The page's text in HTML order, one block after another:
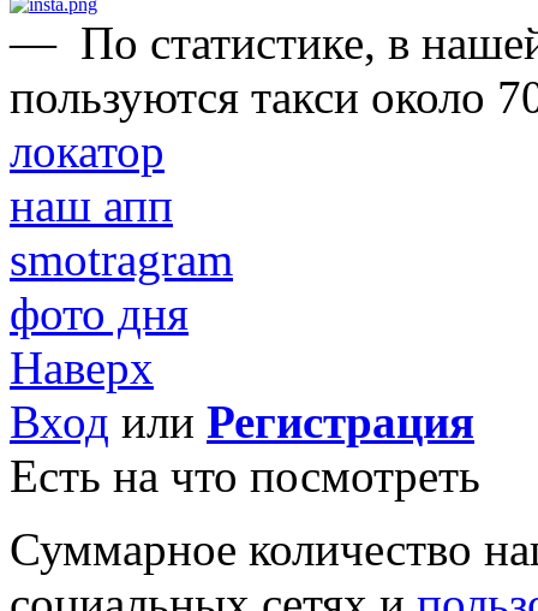
— По статистике, в
пользуются такси около
локатор
наш апп
smotragram
фото дня
Наверх
Вход или Регистрация
Есть на что посмотреть
Суммарное количество